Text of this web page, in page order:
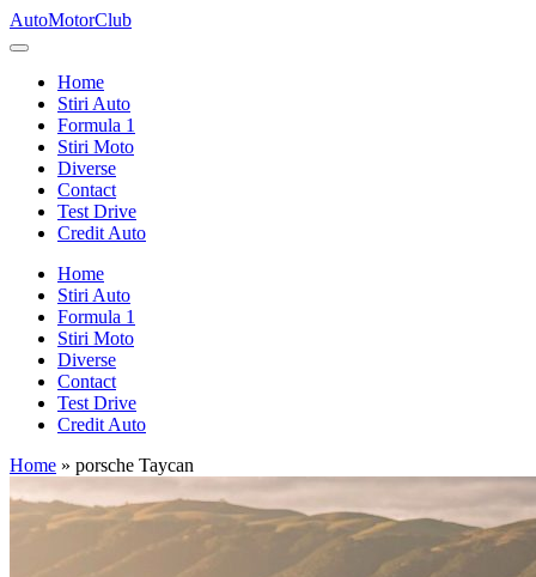
Skip
to
AutoMotorClub
Totul
masini
pasionatii
masini
Home
Stiri Auto
Formula 1
Stiri Moto
Diverse
Contact
Test Drive
Credit Auto
Home
Stiri Auto
Formula 1
Stiri Moto
Diverse
Contact
Test Drive
Credit Auto
Home » porsche Taycan